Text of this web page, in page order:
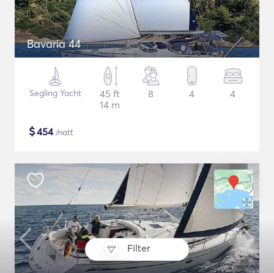
Filter
Bavaria 44
Segling Yacht
45 ft
14 m
8 4 4
$454/natt